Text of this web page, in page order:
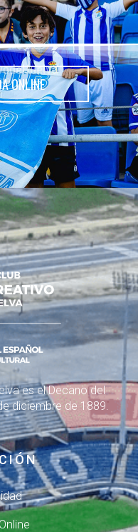
ONLINE
es el Decano del
diciembre de 1889.